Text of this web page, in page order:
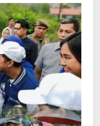
Ekonomi
Baru
di
Kotamobagu